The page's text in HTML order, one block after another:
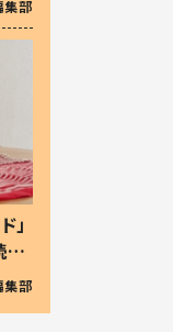
集部
」
け
集部